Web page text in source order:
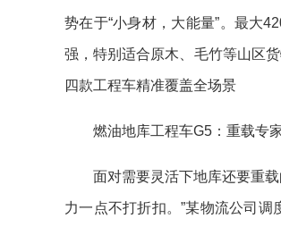
势在于“小身材，大能量”。最大
强，特别适合原木、毛竹等山区
四款工程车精准覆盖全场景
燃油地库工程车G5：重载专
面对需要灵活下地库还要重载
力一点不打折扣。”某物流公司